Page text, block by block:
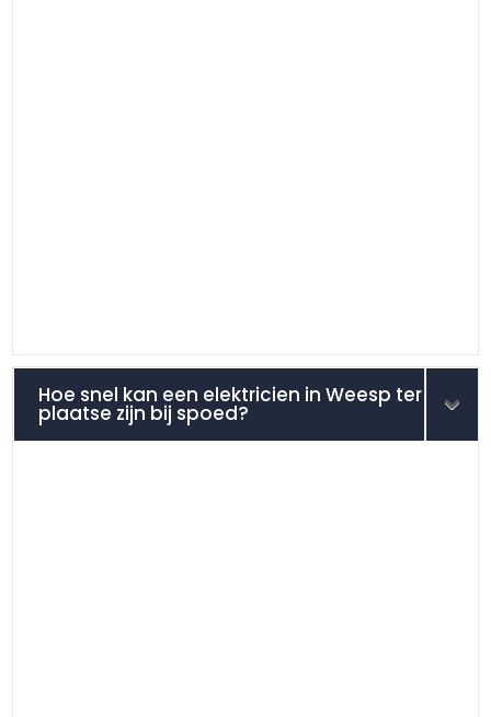
Hoe snel kan een elektricien in Weesp ter
plaatse zijn bij spoed?